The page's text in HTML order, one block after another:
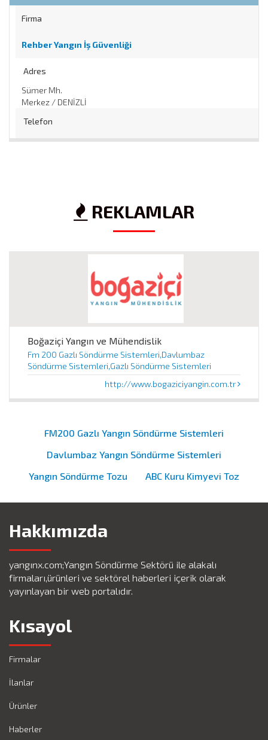
Firma
Rehber Yangın İş Güvenliği
Adres
Sümer Mh.
Merkez / DENİZLİ
Telefon
REKLAMLAR
Boğaziçi Yangın ve Mühendislik
Fm 200 Gazlı Söndürme Sistemleri,Davlumbaz
Söndürme Sistemleri,Gazlı Söndürme Sistemleri
http://www.bogaziciyangin.com.tr
FM200 Gazlı Yangın Söndürme Sistemleri
Davlumbaz Yangın Söndürme Sistemleri
Yangın Söndürme Tozu
ABC Kuru Kimyevi Toz
Hakkımızda
yangınx.com;Yangın Söndürme Sektörü ile alakalı
firmaları,ürünleri ve sektörel haberleri içerik olarak
yayınlayan bir web portalıdır.
Kısayol
Firmalar
İlanlar
Ürünler
Haberler